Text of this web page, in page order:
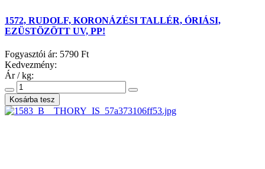
1572, RUDOLF, KORONÁZÉSI TALLÉR, ÓRIÁSI,
EZÜSTÖZÖTT UV, PP!
Fogyasztói ár: 5790 Ft
Kedvezmény:
Ár / kg: